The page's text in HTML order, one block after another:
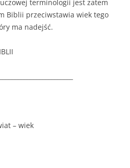
terminologii jest zatem
Biblii przeciwstawia wiek tego
ma nadejść.
– wiek